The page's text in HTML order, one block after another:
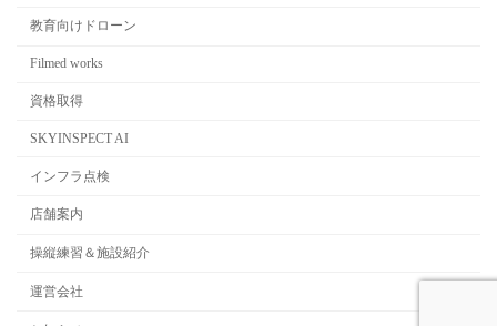
教育向けドローン
Filmed works
資格取得
SKYINSPECT AI
インフラ点検
店舗案内
操縦練習＆施設紹介
運営会社